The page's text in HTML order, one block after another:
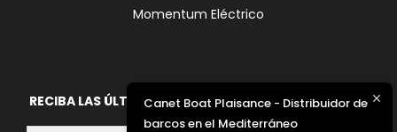
Momentum Eléctrico
RECIBA LAS ÚLTIMAS NOTICIAS DE FOUNTAINE PAJOT
Canet Boat Plaisance - Distribuidor de
barcos en el Mediterráneo